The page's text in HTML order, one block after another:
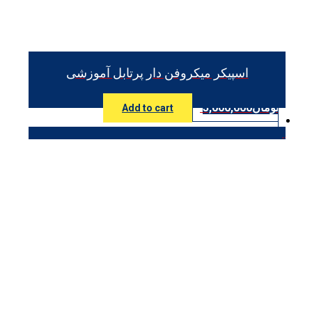
اسپیکر میکروفن دار پرتابل آموزشی
تومان3,000,000
Add to cart